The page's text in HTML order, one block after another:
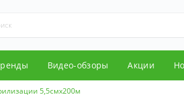
Видео-обзоры Акции
5,5смх200м